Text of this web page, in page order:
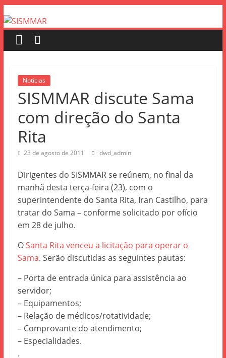
Notícias
SISMMAR discute Sama
com direção do Santa
Rita
23 de agosto de 2011 dwd_admin
Dirigentes do SISMMAR se reúnem, no final da
manhã desta terça-feira (23), com o
superintendente do Santa Rita, Iran Castilho, para
tratar do Sama – conforme solicitado por ofício
em 28 de julho.
OSanta Rita venceu a licitação para operar o
Sama. Serão discutidas as seguintes pautas:
– Porta de entrada única para assistência ao
servidor;
– Equipamentos;
– Relação de médicos/rotatividade;
– Comprovante do atendimento;
– Especialidades.
.